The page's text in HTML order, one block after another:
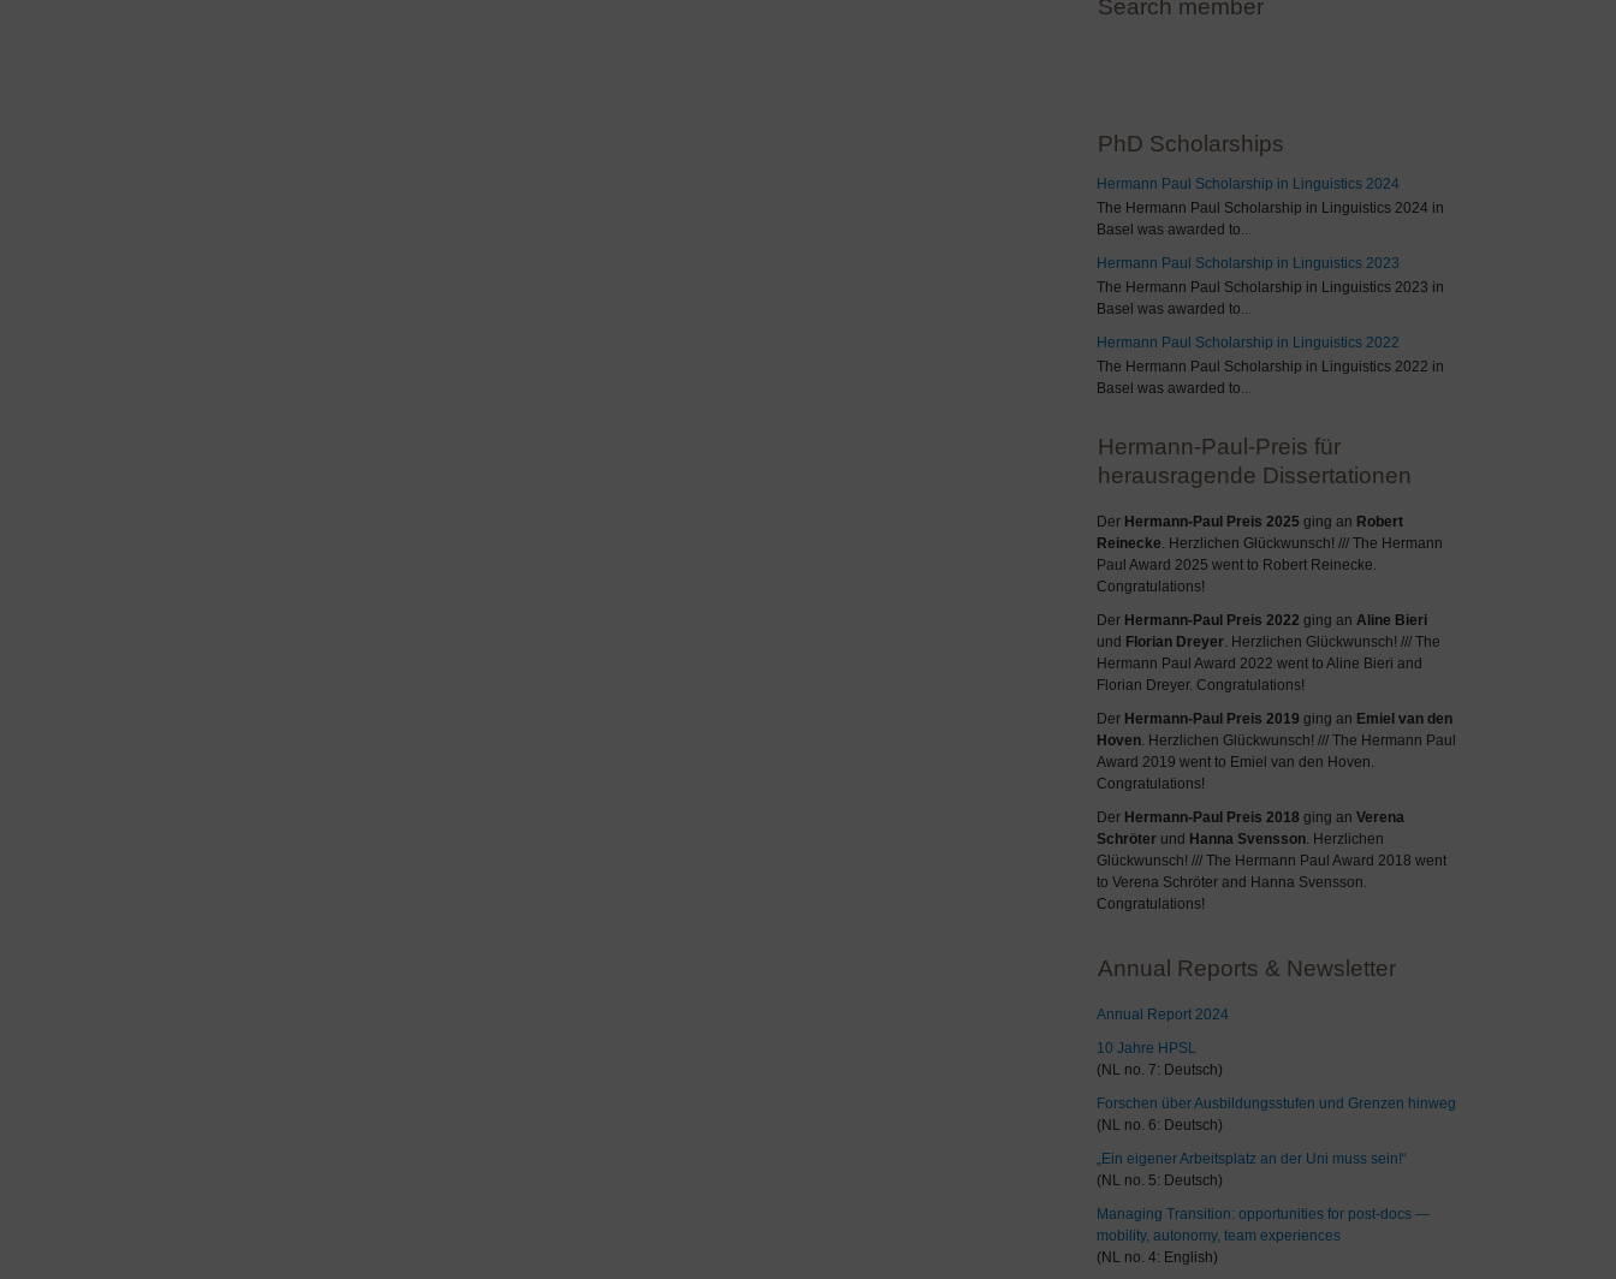
Search member
PhD Scholarships
Hermann Paul Scholarship in Linguistics 2024
The Hermann Paul Scholarship in Linguistics 2024 in
Basel was awarded to...
Hermann Paul Scholarship in Linguistics 2023
The Hermann Paul Scholarship in Linguistics 2023 in
Basel was awarded to...
Hermann Paul Scholarship in Linguistics 2022
The Hermann Paul Scholarship in Linguistics 2022 in
Basel was awarded to...
Hermann-Paul-Preis für
herausragende Dissertationen
Der Hermann-Paul Preis 2025 ging an Robert
Reinecke. Herzlichen Glückwunsch! /// The Hermann
Paul Award 2025 went to Robert Reinecke.
Congratulations!
Der Hermann-Paul Preis 2022 ging an Aline Bieri
und Florian Dreyer. Herzlichen Glückwunsch! /// The
Hermann Paul Award 2022 went to Aline Bieri and
Florian Dreyer. Congratulations!
Der Hermann-Paul Preis 2019 ging an Emiel van den
Hoven. Herzlichen Glückwunsch! /// The Hermann Paul
Award 2019 went to Emiel van den Hoven.
Congratulations!
Der Hermann-Paul Preis 2018 ging an Verena
Schröter und Hanna Svensson. Herzlichen
Glückwunsch! /// The Hermann Paul Award 2018 went
to Verena Schröter and Hanna Svensson.
Congratulations!
Annual Reports & Newsletter
Annual Report 2024
10 Jahre HPSL
(NL no. 7: Deutsch)
Forschen über Ausbildungsstufen und Grenzen hinweg
(NL no. 6: Deutsch)
„Ein eigener Arbeitsplatz an der Uni muss sein!“
(NL no. 5: Deutsch)
Managing Transition: opportunities for post-docs —
mobility, autonomy, team experiences
(NL no. 4: English)